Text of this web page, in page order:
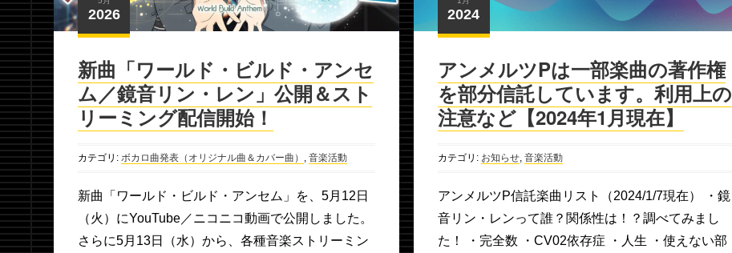
2026
新曲「ワールド・ビルド・アンセ
ム／鏡音リン・レン」公開＆スト
リーミング配信開始！
カテゴリ: ボカロ曲発表（オリジナル曲＆カバー曲） , 音楽活動
新曲「ワールド・ビルド・アンセム」を、5月12日
（火）にYouTube／ニコニコ動画で公開しました。
さらに5月13日（水）から、各種音楽ストリーミン
2024
アンメルツPは一部楽曲の著作権
を部分信託しています。利用上の
注意など【2024年1月現在】
カテゴリ: お知らせ, 音楽活動
アンメルツP信託楽曲リスト（2024/1/7現在） ・鏡
音リン・レンって誰？関係性は！？調べてみまし
た！ ・完全数 ・CV02依存症 ・人生 ・使えない部